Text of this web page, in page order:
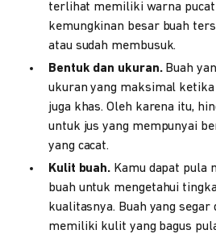
terlihat memiliki warna pucat
kemungkinan besar buah
atau sudah membusuk.
Bentuk dan ukuran.Buah
ukuran yang maksimal ketika
juga khas. Oleh karena itu,
untuk jus yang mempunyai
yang cacat.
Kulit buah. Kamu dapat pula
buah untuk mengetahui
kualitasnya. Buah yang segar
memiliki kulit yang bagus